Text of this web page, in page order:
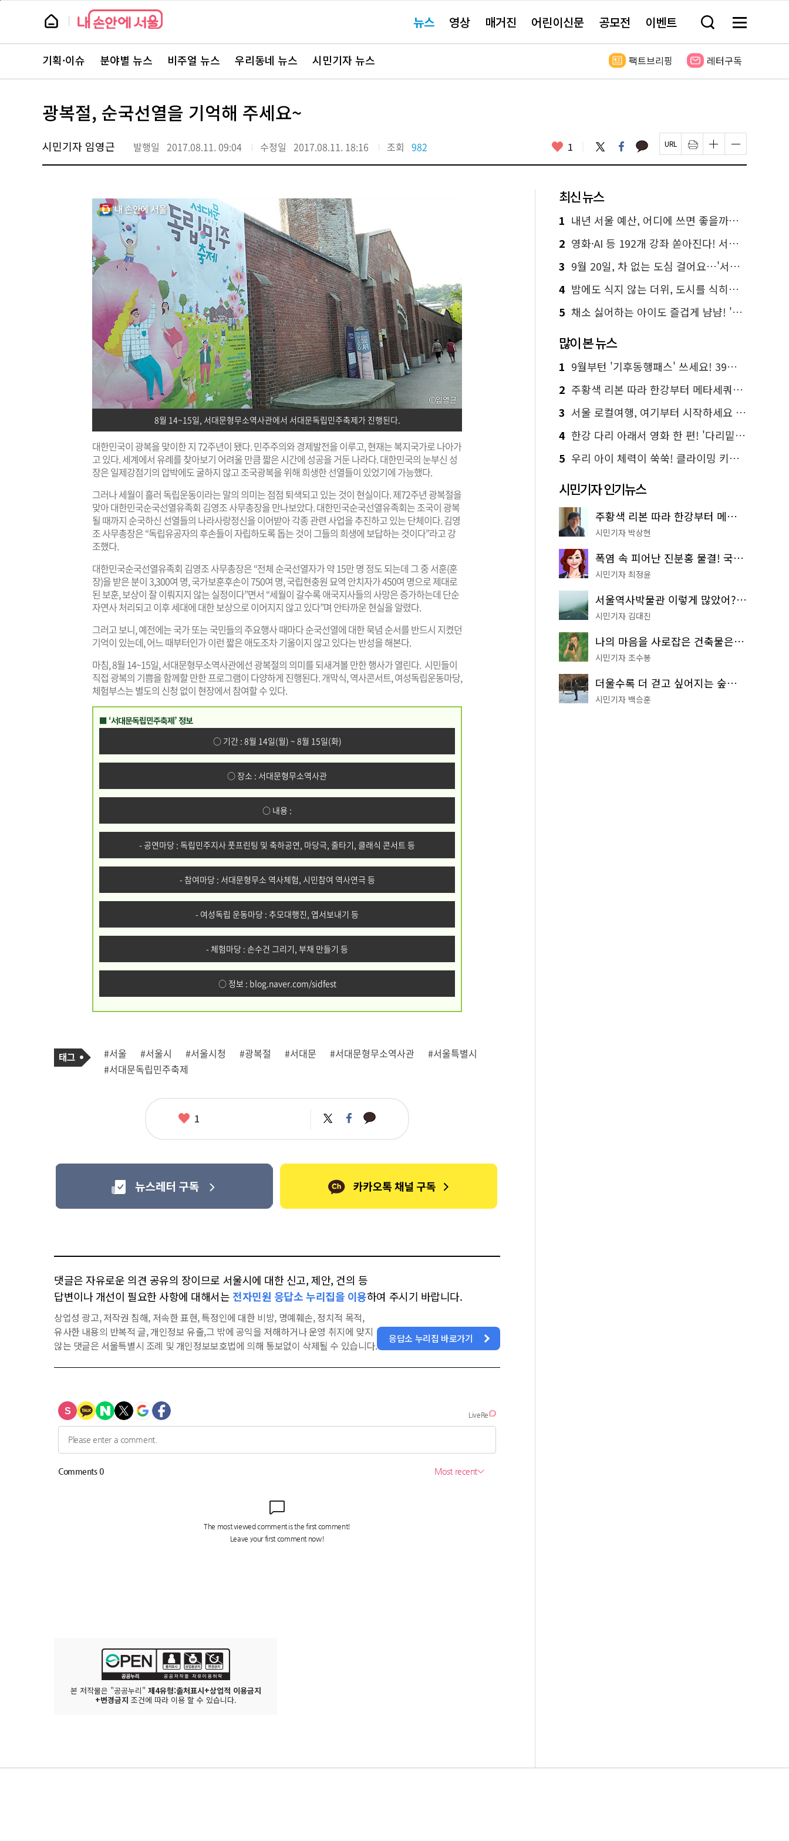
본
뉴
스 요뉴스 영상 매거진 어린이신문 공모전 이벤트 검
창
기
메
전
보
뉴
스
주
서
바
로
기획·이슈 분야별 뉴스 비주얼 뉴스 우리동네 뉴스 시민기자 뉴스 팩트브리핑 레터구독
광복절, 순국선열을 기억해 주세요~
시민기자 임영근 발행일 2017.08.11. 09:04 수정일 2017.08.11. 18:16 조회 982 좋
요
1 트
위
터
페
이
스
카
카 페
이
지
인
쇄
하
글
자
크
하
기
글
자
크
하
8월 14~15일, 서대문형무소역사관에서 서대문독립민주축제가 진행된다.
대한민국이 광복을 맞이한 지 72주년이 됐다. 민주주의와 경제발전을 이루고, 현재는 복지국가로 나아가
고 있다. 세계에서 유례를 찾아보기 어려울 만큼 짧은 시간에 성공을 거둔 나라다. 대한민국의 눈부신 성
장은 일제강점기의 압박에도 굴하지 않고 조국광복을 위해 희생한 선열들이 있었기에 가능했다.
그러나 세월이 흘러 독립운동이라는 말의 의미는 점점 퇴색되고 있는 것이 현실이다. 제72주년 광복절을
맞아 대한민국순국선열유족회 김영조 사무총장을 만나보았다. 대한민국순국선열유족회는 조국이 광복
될 때까지 순국하신 선열들의 나라사랑정신을 이어받아 각종 관련 사업을 추진하고 있는 단체이다. 김영
조 사무총장은 “독립유공자의 후손들이 자립하도록 돕는 것이 그들의 희생에 보답하는 것이다”라고 강
조했다.
대한민국순국선열유족회 김영조 사무총장은 “전체 순국선열자가 약 15만 명 정도 되는데 그 중 서훈(훈
장)을 받은 분이 3,300여 명, 국가보훈후손이 750여 명, 국립현충원 묘역 안치자가 450여 명으로 제대로
된 보훈, 보상이 잘 이뤄지지 않는 실정이다”면서 “세월이 갈수록 애국지사들의 사망은 증가하는데 단순
자연사 처리되고 이후 세대에 대한 보상으로 이어지지 않고 있다”며 안타까운 현실을 알렸다.
그러고 보니, 예전에는 국가 또는 국민들의 주요행사 때마다 순국선열에 대한 묵념 순서를 반드시 지켰던
기억이 있는데, 어느 때부터인가 이런 짧은 애도조차 기울이지 않고 있다는 반성을 해본다.
마침, 8월 14~15일, 서대문형무소역사관에선 광복절의 의미를 되새겨볼 만한 행사가 열린다. 시민들이
직접 광복의 기쁨을 함께할 만한 프로그램이 다양하게 진행된다. 개막식, 역사콘서트, 여성독립운동마당,
체험부스는 별도의 신청 없이 현장에서 참여할 수 있다.
■ ‘서대문독립민주축제’ 정보
○ 기간 : 8월 14일(월) ~ 8월 15일(화)
○ 장소 : 서대문형무소역사관
○ 내용 :
- 공연마당 : 독립민주지사 풋프린팅 및 축하공연, 마당극, 줄타기, 클래식 콘서트 등
- 참여마당 : 서대문형무소 역사체험, 시민참여 역사연극 등
- 여성독립 운동마당 : 추모대행진, 엽서보내기 등
- 체험마당 : 손수건 그리기, 부채 만들기 등
○ 정보 : blog.naver.com/sidfest
사
관
련
태
그
#서울 #서울시 #서울시청 #광복절 #서대문 #서대문형무소역사관
#서울특별시
#서대문독립민주축제
좋
1 트
위
페
이
카
카
댓글은 자유로운 의견 공유의 장이므로 서울시에 대한 신고, 제안, 건의 등
답변이나 개선이 필요한 사항에 대해서는 전자민원 응답소 누리집을 이용하여 주시기 바랍니다.
상업성 광고, 저작권 침해, 저속한 표현, 특정인에 대한 비방, 명예훼손, 정치적 목적,
유사한 내용의 반복적 글, 개인정보 유출,그 밖에 공익을 저해하거나 운영 취지에 맞지
않는 댓글은 서울특별시 조례 및 개인정보보호법에 의해 통보없이 삭제될 수 있습니다.
응답소 누리집 바로가기
본 저작물은 "공공누리" 제4유형:출처표시+상업적 이용금지
+변경금지 조건에 따라 이용 할 수 있습니다.
최신 뉴스
1 내년 서울 예산, 어디에 쓰면 좋을까요? 온라인 투표
2 영화·AI 등 192개 강좌 쏟아진다! 서울시민대학 선착순 신청
3 9월 20일, 차 없는 도심 걸어요…'서울 걷자 페스티벌' 선착순 5천명
4 밤에도 식지 않는 더위, 도시를 식히는 시원한 해법은?
5 채소 싫어하는 아이도 즐겁게 냠냠! '찾아가는 서울시 식생활 교육' 현장
많이 본 뉴스
1 9월부턴 '기후동행패스' 쓰세요! 39세까지 청년 혜택
2 주황색 리본 따라 한강부터 메타세쿼이아 숲길까지…서울둘레길 15코스
3 서울 로컬여행, 여기부터 시작하세요 '서울에디션25'
4 한강 다리 아래서 영화 한 편! '다리밑 영화관' 무료 상영
5 우리 아이 체력이 쑥쑥! 클라이밍 키즈카페·어린이 체력장
시민기자 인기뉴스
주황색 리본 따라 한강부터 메타세쿼이아 숲길까지…서울둘레길 15코스
시민기자 박상현
폭염 속 피어난 진분홍 물결! 국립중앙박물관 배롱나무 명소
시민기자 최정윤
서울역사박물관 이렇게 많았어? 주말마다 한 곳씩 떠나는 역사 산책
시민기자 김대진
나의 마음을 사로잡은 건축물은? '서울시 건축상' 수상작 공개!
시민기자 조수봉
더울수록 더 걷고 싶어지는 숲길! 서울둘레길 '아차산 코스'
시민기자 백승훈
페